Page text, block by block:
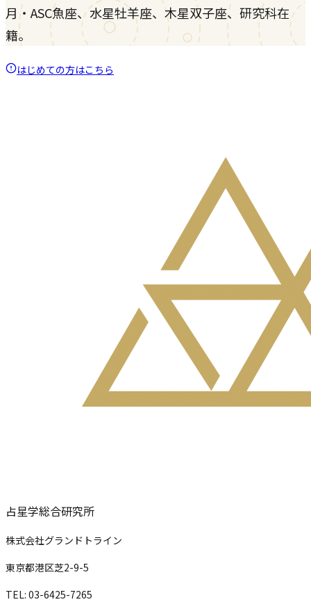
月・ASC魚座、水星牡羊座、木星双子座、研究科在
籍。
はじめての方はこちら
占星学総合研究所
株式会社グランドトライン
東京都港区芝2-9-5
TEL: 03-6425-7265